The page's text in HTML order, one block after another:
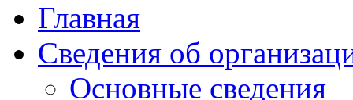
Главная
Сведения об
Основные сведения